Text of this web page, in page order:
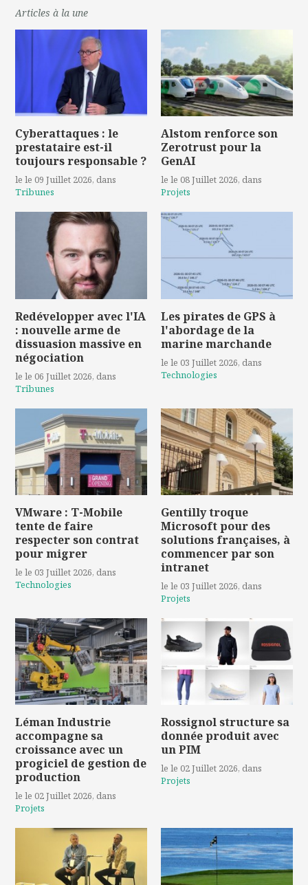
Articles à la une
Cyberattaques : le
prestataire est-il
toujours responsable ?
le le 09 Juillet 2026, dans
Tribunes
Alstom renforce son
Zerotrust pour la
GenAI
le le 08 Juillet 2026, dans
Projets
Redévelopper avec l'IA
: nouvelle arme de
dissuasion massive en
négociation
le le 06 Juillet 2026, dans
Tribunes
Les pirates de GPS à
l'abordage de la
marine marchande
le le 03 Juillet 2026, dans
Technologies
VMware : T-Mobile
tente de faire
respecter son contrat
pour migrer
le le 03 Juillet 2026, dans
Technologies
Gentilly troque
Microsoft pour des
solutions françaises, à
commencer par son
intranet
le le 03 Juillet 2026, dans
Projets
Léman Industrie
accompagne sa
croissance avec un
progiciel de gestion de
production
le le 02 Juillet 2026, dans
Projets
Rossignol structure sa
donnée produit avec
un PIM
le le 02 Juillet 2026, dans
Projets